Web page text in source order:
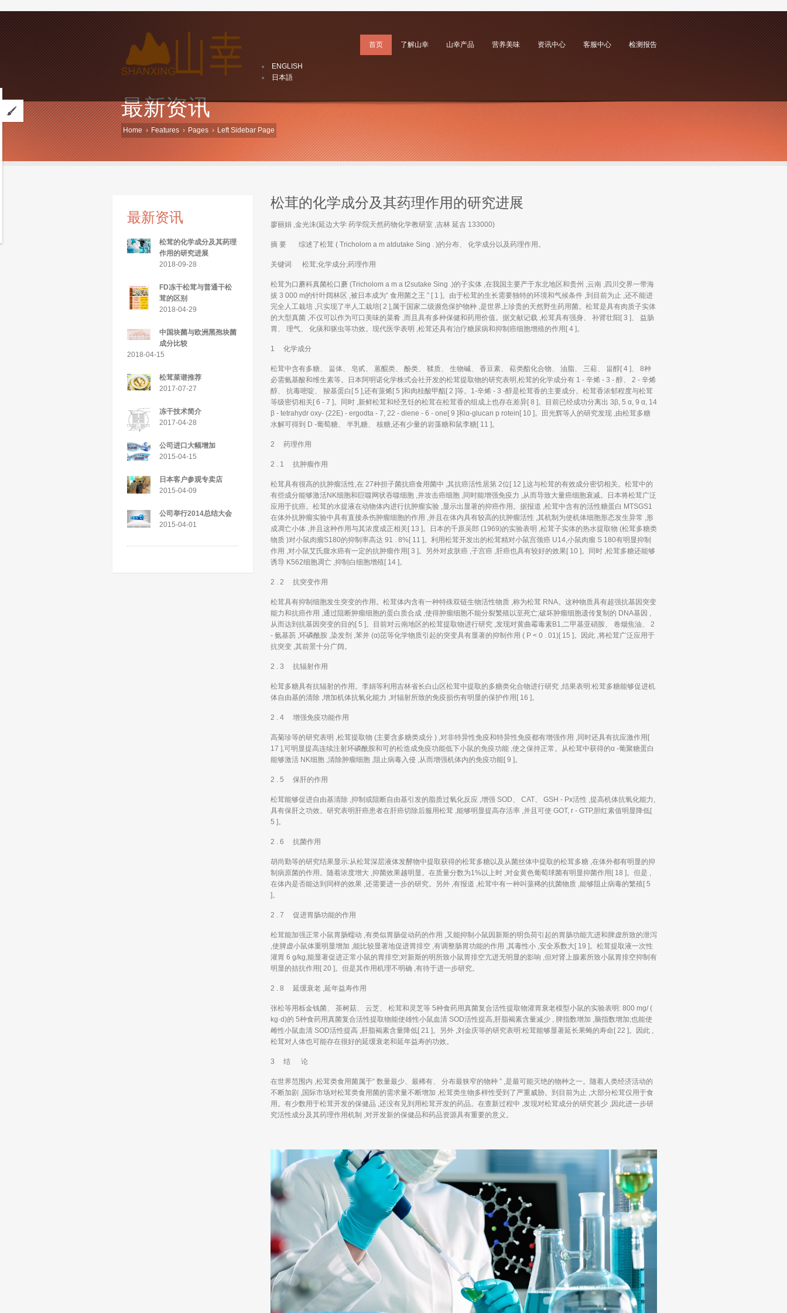
首页 了解山幸 山幸产品 营养美味 资讯中心 客服中心 检测报告
ENGLISH
日本語
最新资讯
Home Features Pages Left Sidebar Page
最新资讯
松茸的化学成分及其药理
作用的研究进展
2018-09-28
FD冻干松茸与普通干松
茸的区别
2018-04-29
中国块菌与欧洲黑孢块菌
成分比较
2018-04-15
松茸菜谱推荐
2017-07-27
冻干技术简介
2017-04-28
公司进口大幅增加
2015-04-15
日本客户参观专卖店
2015-04-09
公司举行2014总结大会
2015-04-01
松茸的化学成分及其药理作用的研究进展
廖丽娟 ,金光洙(延边大学 药学院天然药物化学教研室 ,吉林 延吉 133000)
摘 要 综述了松茸 ( Tricholom a m atdutake Sing . )的分布、 化学成分以及药理作用。
关键词 松茸;化学成分;药理作用
松茸为口蘑科真菌松口蘑 (Tricholom a m a t2sutake Sing .)的子实体 ,在我国主要产于东北地区和贵州 ,云南 ,四川交界一带海
拔 3 000 m的针叶阔林区 ,被日本成为“ 食用菌之王 ” [ 1 ]。由于松茸的生长需要独特的环境和气候条件 ,到目前为止 ,还不能进
完全人工栽培 ,只实现了半人工栽培[ 2 ],属于国家二级濒危保护物种 ,是世界上珍贵的天然野生药用菌。松茸是具有肉质子实体
的大型真菌 ,不仅可以作为可口美味的菜肴 ,而且具有多种保健和药用价值。据文献记载 ,松茸具有强身、 补肾壮阳[ 3 ]、 益肠
胃、 理气、 化痰和驱虫等功效。现代医学表明 ,松茸还具有治疗糖尿病和抑制癌细胞增殖的作用[ 4 ]。
1 化学成分
松茸中含有多糖、 甾体、 皂甙、 蒽醌类、 酚类、 鞣质、 生物碱、 香豆素、 萜类酯化合物、 油脂、 三萜、 甾醇[ 4 ]、 8种
必需氨基酸和维生素等。日本阿明诺化学株式会社开发的松茸提取物的研究表明,松茸的化学成分有 1 - 辛烯 - 3 - 醇、 2 - 辛烯
醇、 抗毒嘧啶、 羧基蛋白[ 5 ],还有蒎烯[ 5 ]和肉桂酸甲酯[ 2 ]等。1-辛烯 - 3 -醇是松茸香的主要成分。松茸香浓郁程度与松茸
等级密切相关[ 6 - 7 ]。同时 ,新鲜松茸和经烹饪的松茸在松茸香的组成上也存在差异[ 8 ]。目前已经成功分离出 3β, 5 α, 9 α, 14
β - tetrahydr oxy- (22E) - ergodta - 7, 22 - diene - 6 - one[ 9 ]和α-glucan p rotein[ 10 ]。田光辉等人的研究发现 ,由松茸多糖
水解可得到 D -葡萄糖、 半乳糖、 核糖,还有少量的岩藻糖和鼠李糖[ 11 ]。
2 药理作用
2 . 1 抗肿瘤作用
松茸具有很高的抗肿瘤活性,在 27种担子菌抗癌食用菌中 ,其抗癌活性居第 2位[ 12 ],这与松茸的有效成分密切相关。松茸中的
有些成分能够激活NK细胞和巨噬网状吞噬细胞 ,并攻击癌细胞 ,同时能增强免疫力 ,从而导致大量癌细胞衰减。日本将松茸广泛
应用于抗癌。松茸的水提液在动物体内进行抗肿瘤实验 ,显示出显著的抑癌作用。据报道 ,松茸中含有的活性糖蛋白 MTSGS1
在体外抗肿瘤实验中具有直接杀伤肿瘤细胞的作用 ,并且在体内具有较高的抗肿瘤活性 ,其机制为使机体细胞形态发生异常 ,形
成凋亡小体 ,并且这种作用与其浓度成正相关[ 13 ]。日本的千原吴郎 (1969)的实验表明 ,松茸子实体的热水提取物 (松茸多糖类
物质 )对小鼠肉瘤S180的抑制率高达 91 . 8%[ 11 ]。利用松茸开发出的松茸精对小鼠宫颈癌 U14,小鼠肉瘤 S 180有明显抑制
作用 ,对小鼠艾氏腹水癌有一定的抗肿瘤作用[ 3 ]。另外对皮肤癌 ,子宫癌 ,肝癌也具有较好的效果[ 10 ]。同时 ,松茸多糖还能够
诱导 K562细胞凋亡 ,抑制白细胞增殖[ 14 ]。
2 . 2 抗突变作用
松茸具有抑制细胞发生突变的作用。松茸体内含有一种特殊双链生物活性物质 ,称为松茸 RNA。这种物质具有超强抗基因突变
能力和抗癌作用 ,通过阻断肿瘤细胞的蛋白质合成 ,使得肿瘤细胞不能分裂繁殖以至死亡;破坏肿瘤细胞遗传复制的 DNA基因 ,
从而达到抗基因突变的目的[ 5 ]。目前对云南地区的松茸提取物进行研究 ,发现对黄曲霉毒素B1,二甲基亚硝胺、 卷烟焦油、 2
- 氨基芴 ,环磷酰胺 ,染发剂 ,苯并 (α)芘等化学物质引起的突变具有显著的抑制作用 ( P < 0 . 01)[ 15 ]。因此 ,将松茸广泛应用于
抗突变 ,其前景十分广阔。
2 . 3 抗辐射作用
松茸多糖具有抗辐射的作用。李娟等利用吉林省长白山区松茸中提取的多糖类化合物进行研究 ,结果表明:松茸多糖能够促进机
体自由基的清除 ,增加机体抗氧化能力 ,对辐射所致的免疫损伤有明显的保护作用[ 16 ]。
2 . 4 增强免疫功能作用
高菊珍等的研究表明 ,松茸提取物 (主要含多糖类成分 ) ,对非特异性免疫和特异性免疫都有增强作用 ,同时还具有抗应激作用[
17 ],可明显提高连续注射环磷酰胺和可的松造成免疫功能低下小鼠的免疫功能 ,使之保持正常。从松茸中获得的α -葡聚糖蛋白
能够激活 NK细胞 ,清除肿瘤细胞 ,阻止病毒入侵 ,从而增强机体内的免疫功能[ 9 ]。
2 . 5 保肝的作用
松茸能够促进自由基清除 ,抑制或阻断自由基引发的脂质过氧化反应 ,增强 SOD、 CAT、 GSH - Px活性 ,提高机体抗氧化能力,
具有保肝之功效。研究表明肝癌患者在肝癌切除后服用松茸 ,能够明显提高存活率 ,并且可使 GOT, r - GTP,胆红素值明显降低[
5 ]。
2 . 6 抗菌作用
胡尚勤等的研究结果显示:从松茸深层液体发酵物中提取获得的松茸多糖以及从菌丝体中提取的松茸多糖 ,在体外都有明显的抑
制病原菌的作用。随着浓度增大 ,抑菌效果越明显。在质量分数为1%以上时 ,对金黄色葡萄球菌有明显抑菌作用[ 18 ]。但是 ,
在体内是否能达到同样的效果 ,还需要进一步的研究。另外 ,有报道 ,松茸中有一种叫蒎稀的抗菌物质 ,能够阻止病毒的繁殖[ 5
]。
2 . 7 促进胃肠功能的作用
松茸能加强正常小鼠胃肠蠕动 ,有类似胃肠促动药的作用 ,又能抑制小鼠因新斯的明负荷引起的胃肠功能亢进和脾虚所致的泄泻
,使脾虚小鼠体重明显增加 ,能比较显著地促进胃排空 ,有调整肠胃功能的作用 ,其毒性小 ,安全系数大[ 19 ]。松茸提取液一次性
灌胃 6 g/kg,能显著促进正常小鼠的胃排空;对新斯的明所致小鼠胃排空亢进无明显的影响 ,但对肾上腺素所致小鼠胃排空抑制有
明显的拮抗作用[ 20 ]。但是其作用机理不明确 ,有待于进一步研究。
2 . 8 延缓衰老 ,延年益寿作用
张松等用栎金钱菌、 茶树菇、 云芝、 松茸和灵芝等 5种食药用真菌复合活性提取物灌胃衰老模型小鼠的实验表明: 800 mg/ (
kg·d)的 5种食药用真菌复合活性提取物能使雄性小鼠血清 SOD活性提高,肝脂褐素含量减少 , 脾指数增加 ,脑指数增加;也能使
雌性小鼠血清 SOD活性提高 ,肝脂褐素含量降低[ 21 ]。另外 ,刘金庆等的研究表明:松茸能够显著延长果蝇的寿命[ 22 ]。因此 ,
松茸对人体也可能存在很好的延缓衰老和延年益寿的功效。
3 结 论
在世界范围内 ,松茸类食用菌属于“ 数量最少、最稀有、 分布最狭窄的物种 ” ,是最可能灭绝的物种之一。随着人类经济活动的
不断加剧 ,国际市场对松茸类食用菌的需求量不断增加 ,松茸类生物多样性受到了严重威胁。到目前为止 ,大部分松茸仅用于食
用。有少数用于松茸开发的保健品 ,还没有见到用松茸开发的药品。在查新过程中 ,发现对松茸成分的研究甚少 ,因此进一步研
究活性成分及其药理作用机制 ,对开发新的保健品和药品资源具有重要的意义。